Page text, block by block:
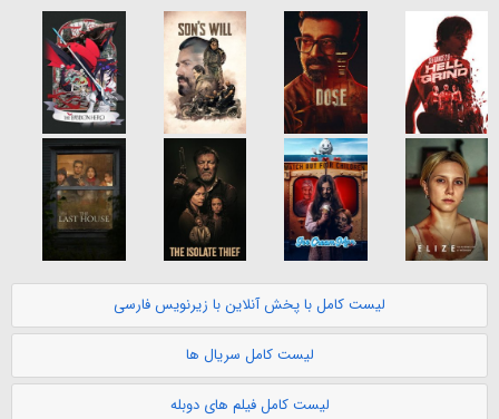
لیست کامل با پخش آنلاین با زیرنویس فارسی
لیست کامل سریال ها
لیست کامل فیلم های دوبله